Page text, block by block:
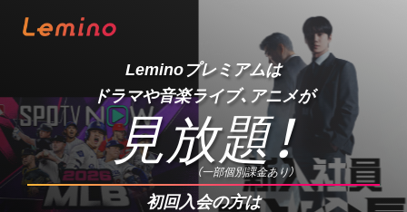
Leminoプレミアムは
ドラマや音楽ライブ、アニメが
見放題！
（一部個別課金あり）
初回入会の方は